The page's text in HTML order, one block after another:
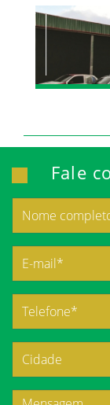
Fale